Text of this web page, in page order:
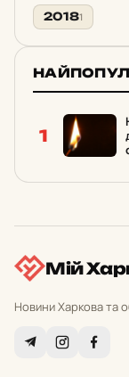
20181
1
Мій
Новини Харкова та